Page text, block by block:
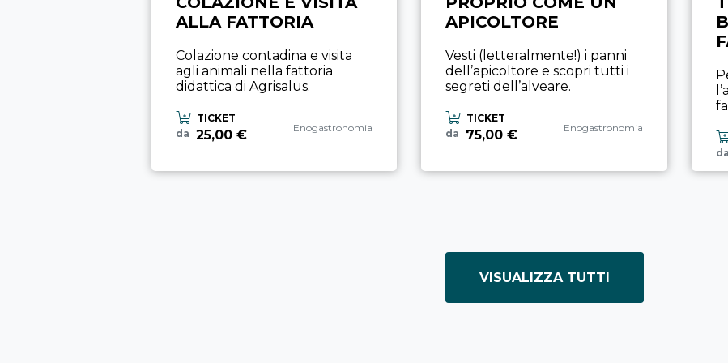
ALLA FATTORIA
Colazione contadina e visita
agli animali nella fattoria
didattica di Agrisalus.
TICKET
da 25,00 €
Categoria esperienza
Enogastronomia
APICOLTORE
Vesti (letteralmente!) i panni
dell’apicoltore e scopri tutti i
segreti dell’alveare.
TICKET
da
75,00 €
Categoria esperienza
Enogastronomia
da
VISUALIZZA TUTTI